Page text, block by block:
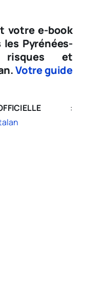
votre e-book
Pyrénées-
risques et
Votre guide
: